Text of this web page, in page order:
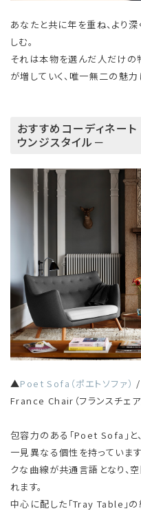
あなたと共に年を重ね、より
しむ。
それは本物を選んだ人だけの
が増していく、唯一無二の魅力
おすすめコーディネー
ウンジスタイル－
▲Poet Sofa（ポエトソファ） /
France Chair（フランスチェア
包容力のある「Poet Sofa」と、
一見異なる個性を持っていま
クな曲線が共通言語となり、
れます。
中心に配した「Tray Table」